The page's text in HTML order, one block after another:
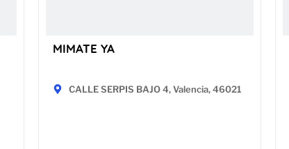
MIMATE YA
CALLE SERPIS BAJO 4, Valencia, 46021